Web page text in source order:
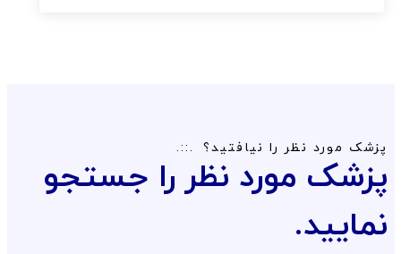
پزشک مورد نظر را نیافتید؟
پزشک مورد نظر را جستجو
نمایید.